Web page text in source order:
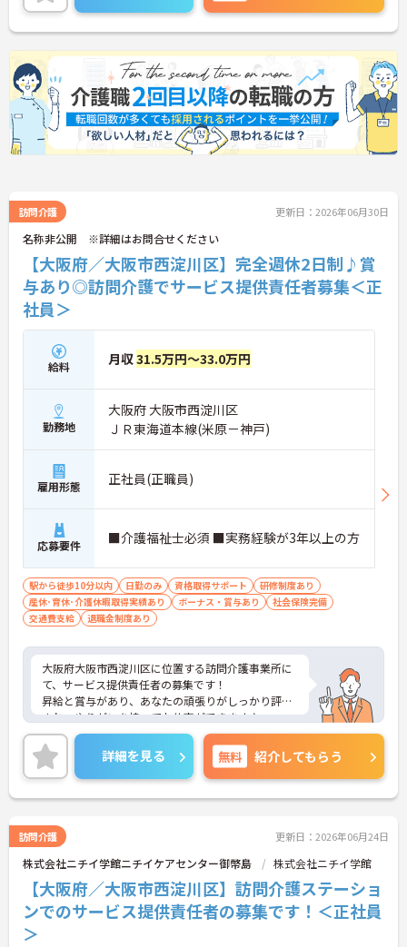
訪問介護 更新日：2026年06月30日
名称非公開 ※詳細はお問合せください
【大阪府／大阪市西淀川区】完全週休2日制♪賞
与あり◎訪問介護でサービス提供責任者募集＜正
社員＞
給料 月収31.5万円～33.0万円
勤務地
大阪府 大阪市西淀川区
ＪＲ東海道本線(米原－神戸)
雇用形態 正社員(正職員)
応募要件 ■介護福祉士必須 ■実務経験が3年以上の方
駅から徒歩10分以内 日勤のみ 資格取得サポート
研修制度あり
産休･育休･介護休暇取得実績あり
ボーナス・賞与あり
社会保険完備
交通費支給
退職金制度あり
大阪府大阪市西淀川区に位置する訪問介護事業所に
て、サービス提供責任者の募集です！
昇給と賞与があり、あなたの頑張りがしっかり評価
され、やりがいを持ってお仕事ができます♪
また、社会保険完備で福利厚生も充実しているの
で、安心して働きやすい環境が整っています◎
ご興味ある方には、面接対策ポイントなど、さらに
詳細をお話しいたしますのでお気軽にご相談くださ
い！
詳細を見る 無料 紹介してもらう
訪問介護 更新日：2026年06月24日
株式会社ニチイ学館ニチイケアセンター御幣島 株式会社ニチイ学館
【大阪府／大阪市西淀川区】訪問介護ステーショ
ンでのサービス提供責任者の募集です！＜正社員
＞